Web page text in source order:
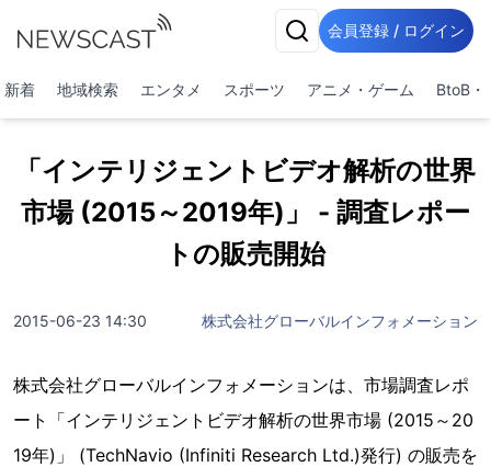
会員登録 / ログイン
新着 地域検索 エンタメ スポーツ アニメ・ゲーム BtoB・
「インテリジェントビデオ解析の世界
市場 (2015～2019年)」 - 調査レポー
トの販売開始
2015-06-23 14:30 株式会社グローバルインフォメーション
株式会社グローバルインフォメーションは、市場調査レポ
ート「インテリジェントビデオ解析の世界市場 (2015～20
19年)」 (TechNavio (Infiniti Research Ltd.)発行) の販売を